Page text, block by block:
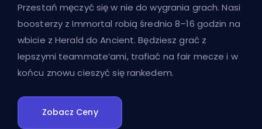
Przestań męczyć się w nie do wygrania grach. Nasi
boosterzy z Immortal robią średnio 8–16 godzin na
wbicie z Herald do Ancient. Będziesz grać z
lepszymi teammate’ami, trafiać na fair mecze i w
końcu znowu cieszyć się rankedem.
Zobacz Ceny